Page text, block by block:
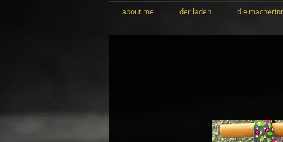
about me der laden die